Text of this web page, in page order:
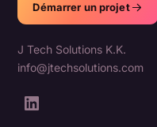
Démarrer un projet
J Tech Solutions K.K.
info@jtechsolutions.com